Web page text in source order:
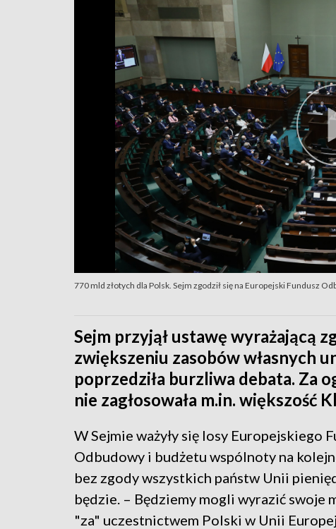
770 mld złotych dla Polsk. Sejm zgodził się na Europejski Fundusz
Sejm przyjął ustawę wyrażającą
zwiększeniu zasobów własnych
poprzedziła burzliwa debata. Za
nie zagłosowała m.in. większość
W Sejmie ważyły się losy Europejskiego
Odbudowy i budżetu wspólnoty na
bez zgody wszystkich państw Unii
będzie. – Będziemy mogli wyrazić swoje
"za" uczestnictwem Polski w Unii